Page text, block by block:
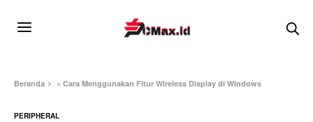
Beranda »Cara Menggunakan Fitur Wireless Display di Windows
PERIPHERAL